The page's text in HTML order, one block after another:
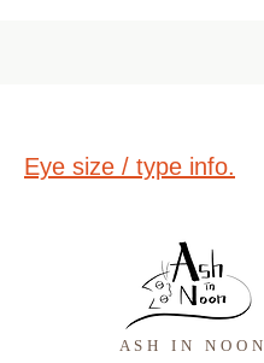
Eye size / type info.
ASH IN NOON